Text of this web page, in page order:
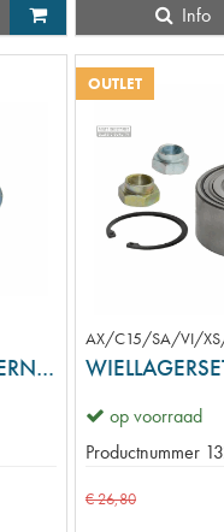
Info
STOFDOP WIELLAGERNAAF METAAL
OUTLET
AX/C15/SA/VI/
op voorraad
Productnummer
€26,80